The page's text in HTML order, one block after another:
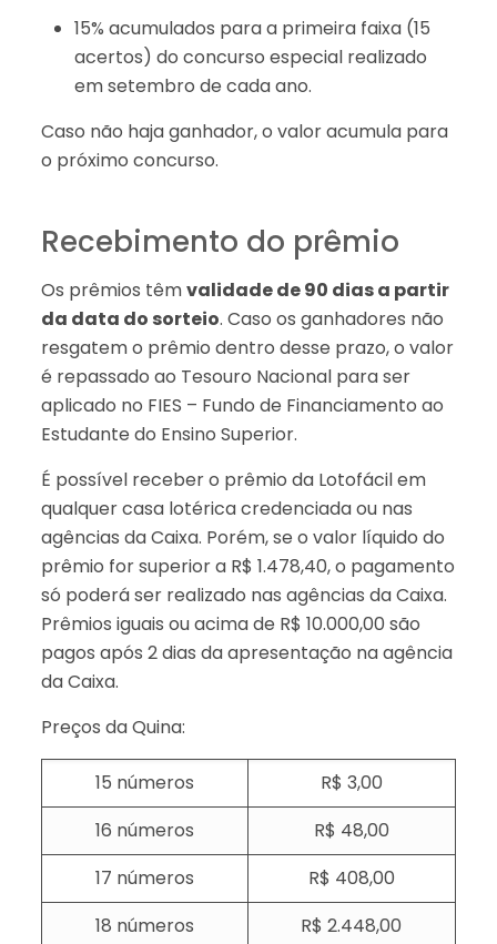
15% acumulados para a primeira faixa (15
acertos) do concurso especial realizado
em setembro de cada ano.
Caso não haja ganhador, o valor acumula para
o próximo concurso.
Recebimento do prêmio
Os prêmios têmvalidade de 90 dias a partir
da data do sorteio. Caso os ganhadores não
resgatem o prêmio dentro desse prazo, o valor
é repassado ao Tesouro Nacional para ser
aplicado no FIES – Fundo de Financiamento ao
Estudante do Ensino Superior.
É possível receber o prêmio da Lotofácil em
qualquer casa lotérica credenciada ou nas
agências da Caixa. Porém, se o valor líquido do
prêmio for superior a R$ 1.478,40, o pagamento
só poderá ser realizado nas agências da Caixa.
Prêmios iguais ou acima de R$ 10.000,00 são
pagos após 2 dias da apresentação na agência
da Caixa.
Preços da Quina:
15 números
R$ 3,00
16 números
R$ 48,00
17 números
R$ 408,00
18 números
R$ 2.448,00